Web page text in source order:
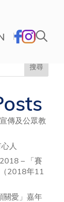
搜尋
傳及公眾教
人
– 「賽
2018年11
關愛」嘉年